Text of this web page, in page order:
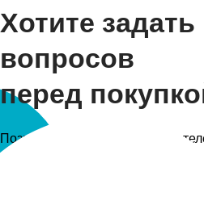
Хотите задать
вопросов
перед
Позвоните в салон по номеру